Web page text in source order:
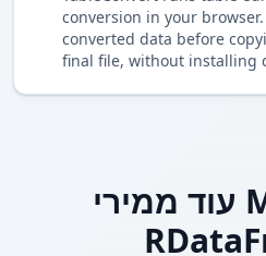
conversion in your
converted data before
final file, without installing
עוד ממירי MySQL ל-